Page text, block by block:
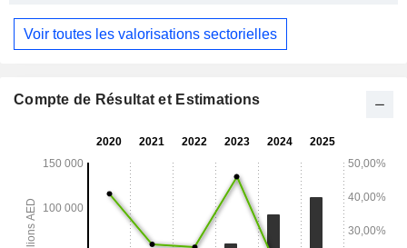
Voir toutes les valorisations sectorielles
Compte de Résultat et Estimations